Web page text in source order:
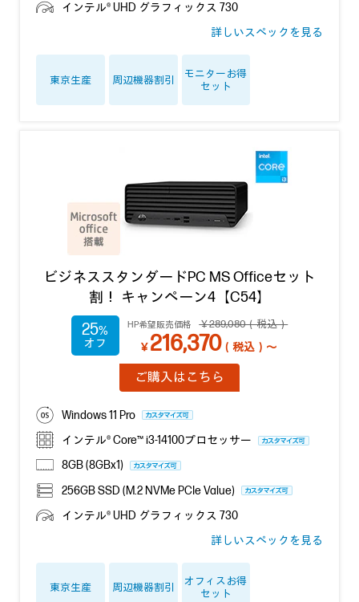
インテル® UHD グラフィックス 730
詳しいスペックを見る
東京生産 周辺機器割引
モニターお得
セット
ビジネススタンダードPC MS Officeセット
割！ キャンペーン4【C54】
25 HP希望販売価格 ￥289,080（税込）
￥216,370（税込）～
ご購入はこちら
Windows 11 Pro
インテル® Core™ i3-14100プロセッサー
8GB (8GBx1)
256GB SSD (M.2 NVMe PCIe Value)
インテル® UHD グラフィックス 730
詳しいスペックを見る
東京生産 周辺機器割引
オフィスお得
セット